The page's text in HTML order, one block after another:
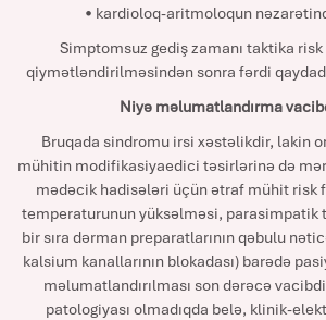
• kardioloq-aritmoloqun
Simptomsuz gediş zamanı taktika risk
qiymətləndirilməsindən sonra fərdi
Niyə məlumatlandırma
Bruqada sindromu irsi xəstəlikdir, lakin
mühitin modifikasiyaedici təsirlərinə də
mədəcik hadisələri üçün ətraf mühit risk
temperaturunun yüksəlməsi, parasimpatik
bir sıra dərman preparatlarının qəbulu
kalsium kanallarının blokadası) barədə
məlumatlandırılması son dərəcə
patologiyası olmadıqda belə, klinik-